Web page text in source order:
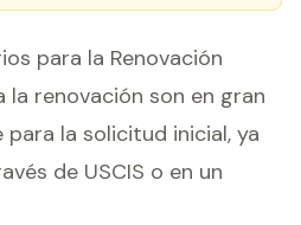
para la Renovación
renovación son en gran
la solicitud inicial, ya
de USCIS o en un